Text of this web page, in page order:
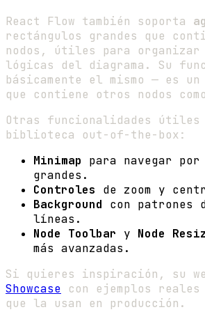
React Flow también soporta
rectángulos grandes que
nodos, útiles para organizar
lógicas del diagrama. Su
básicamente el mismo — es
que contiene otros nodos
Otras funcionalidades
biblioteca out-of-the-box:
Minimap para navegar por
grandes.
Controles de zoom y
Background con patrones
líneas.
Node Toolbar y Node
más avanzadas.
Si quieres inspiración, su
Showcase con ejemplos
que la usan en producción.